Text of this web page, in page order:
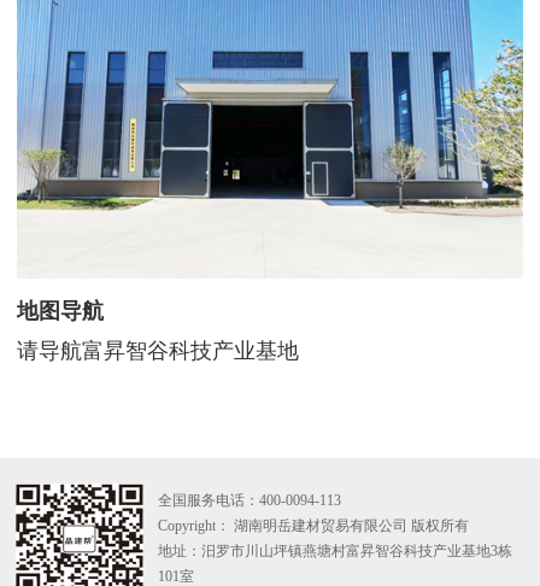
地图导航
请导航富昇智谷科技产业基地
全国服务电话：400-0094-113
Copyright： 湖南明岳建材贸易有限公司 版权所有
地址：汨罗市川山坪镇燕塘村富昇智谷科技产业基地3栋
101室